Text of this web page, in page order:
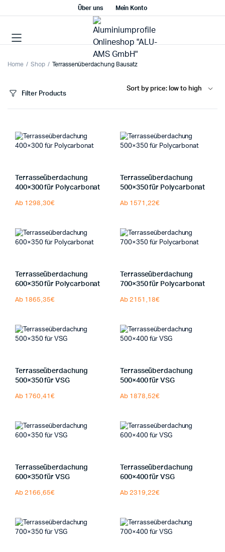
Über uns Mein Konto
Home Shop Terrassenüberdachung Bausatz
Filter Products
Terrasseüberdachung
400×300 für Polycarbonat
Ab 1298,30€
Terrasseüberdachung
500×350 für Polycarbonat
Ab 1571,22€
Terrasseüberdachung
600×350 für Polycarbonat
Ab 1865,35€
Terrasseüberdachung
700×350 für Polycarbonat
Ab 2151,18€
Terrasseüberdachung
500×350 für VSG
Ab 1760,41€
Terrasseüberdachung
500×400 für VSG
Ab 1878,52€
Terrasseüberdachung
600×350 für VSG
Ab 2166,65€
Terrasseüberdachung
600×400 für VSG
Ab 2319,22€